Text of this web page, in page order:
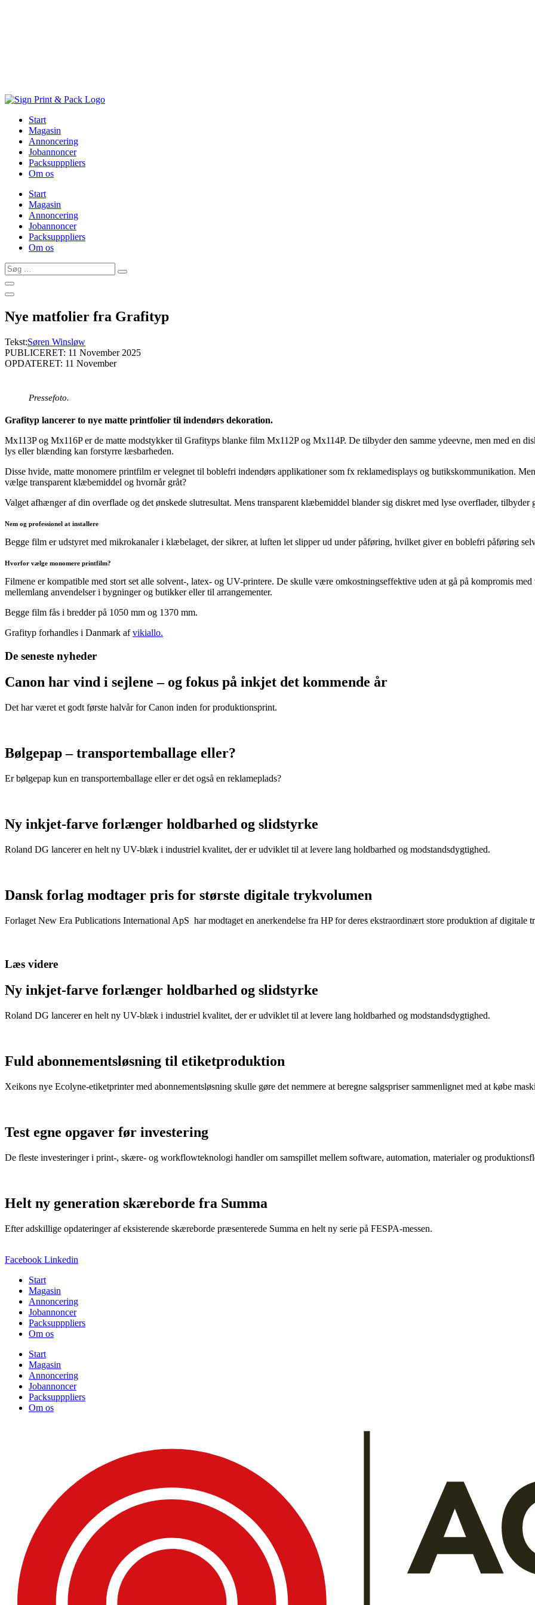
Start
Magasin
Annoncering
Jobannoncer
Packsupppliers
Om os
Start
Magasin
Annoncering
Jobannoncer
Packsupppliers
Om os
Søg
…
Nye matfolier fra Grafityp
Tekst:Søren Winsløw
PUBLICERET: 11 November 2025
OPDATERET: 11 November
Pressefoto.
Grafityp lancerer to nye matte printfolier til indendørs dekoration.
Mx113P og Mx116P er de matte modstykker til Grafityps blanke film Mx112P og Mx114P. De tilbyder den samme ydeevne, men med en
lys eller blænding kan forstyrre læsbarheden.
Disse hvide, matte monomere printfilm er velegnet til boblefri indendørs applikationer som fx reklamedisplays og butikskommunikation.
vælge transparent klæbemiddel og hvornår gråt?
Valget afhænger af din overflade og det ønskede slutresultat. Mens transparent klæbemiddel blander sig diskret med lyse overflader,
Nem og professionel at installere
Begge film er udstyret med mikrokanaler i klæbelaget, der sikrer, at luften let slipper ud under påføring, hvilket giver en boblefri påføring
Hvorfor vælge monomere printfilm?
Filmene er kompatible med stort set alle solvent-, latex- og UV-printere. De skulle være omkostningseffektive uden at gå på kompromis
mellemlang anvendelser i bygninger og butikker eller til arrangementer.
Begge film fås i bredder på 1050 mm og 1370 mm.
Grafityp forhandles i Danmark afvikiallo.
De seneste nyheder
Canon har vind i sejlene – og fokus på inkjet det kommende år
Det har været et godt første halvår for Canon inden for produktionsprint.
Bølgepap – transportemballage eller?
Er bølgepap kun en transportemballage eller er det også en reklameplads?
Ny inkjet-farve forlænger holdbarhed og slidstyrke
Roland DG lancerer en helt ny UV-blæk i industriel kvalitet, der er udviklet til at levere lang holdbarhed og modstandsdygtighed.
Dansk forlag modtager pris for største digitale trykvolumen
Forlaget New Era Publications International ApS har modtaget en anerkendelse fra HP for deres ekstraordinært store produktion af digitale
Læs videre
Ny inkjet-farve forlænger holdbarhed og slidstyrke
Roland DG lancerer en helt ny UV-blæk i industriel kvalitet, der er udviklet til at levere lang holdbarhed og modstandsdygtighed.
Fuld abonnementsløsning til etiketproduktion
Xeikons nye Ecolyne-etiketprinter med abonnementsløsning skulle gøre det nemmere at beregne salgspriser sammenlignet med at købe
Test egne opgaver før investering
De fleste investeringer i print-, skære- og workflowteknologi handler om samspillet mellem software, automation, materialer og
Helt ny generation skæreborde fra Summa
Efter adskillige opdateringer af eksisterende skæreborde præsenterede Summa en helt ny serie på FESPA-messen.
Facebook Linkedin
Start
Magasin
Annoncering
Jobannoncer
Packsupppliers
Om os
Start
Magasin
Annoncering
Jobannoncer
Packsupppliers
Om os